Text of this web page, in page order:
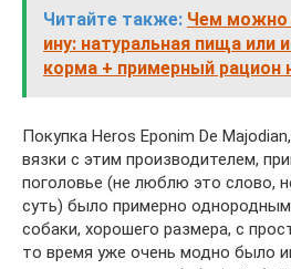
Читайте также: Чем можно
ину: натуральная пища или
корма + примерный рацион
Покупка Heros Eponim De
вязки с этим производителем,
поголовье (не люблю это слово,
суть) было примерно
собаки, хорошего размера, с
то время уже очень модно было